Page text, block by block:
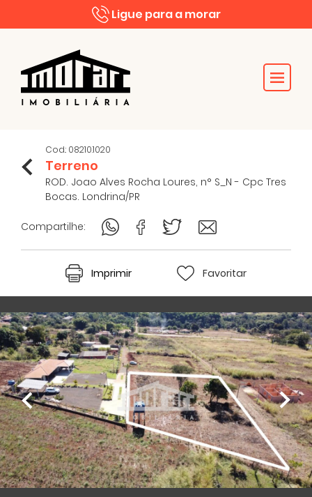
Ligue para a morar
Cod.: 08210.1020
Terreno
ROD. Joao Alves Rocha Loures, n° S_N - Cpc Tres
Bocas. Londrina/PR
Compartilhe:
Imprimir Favoritar